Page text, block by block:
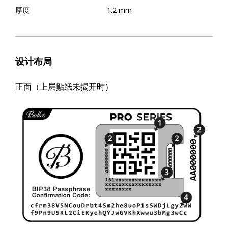
厚度 1.2 mm
设计布局
正面（上层贴纸未揭开时）